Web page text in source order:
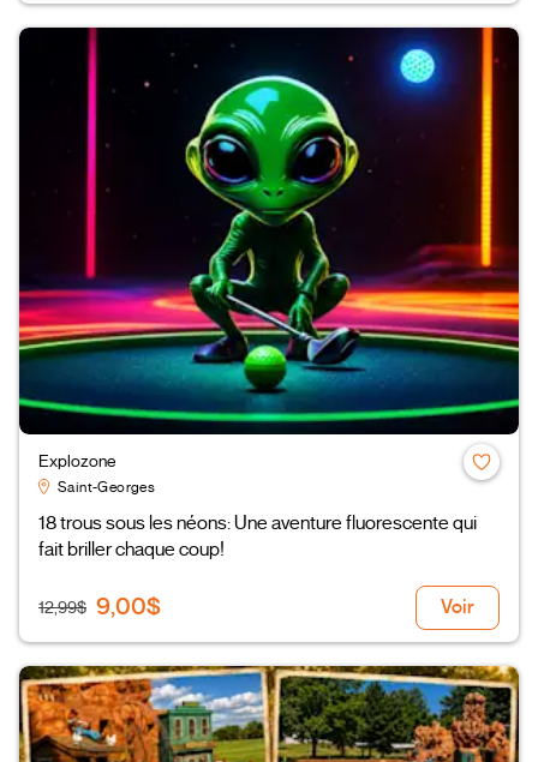
Explozone
Saint-Georges
18 trous sous les néons: Une aventure fluorescente qui
fait briller chaque coup!
12,99$ 9,00$ Voir